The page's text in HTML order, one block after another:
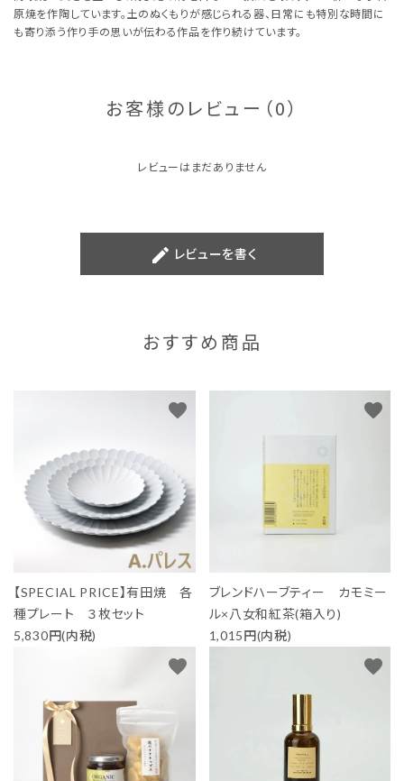
原焼を作陶しています。土のぬくもりが感じられる器、日常にも特別な時間に
も寄り添う作り手の思いが伝わる作品を作り続けています。
お客様のレビュー（0）
レビューはまだありません
create レビューを書く
おすすめ商品
【SPECIAL PRICE】有田焼 各
種プレート ３枚セット
5,830円(内税)
favorite
ブレンドハーブティー カモミー
ル×八女和紅茶(箱入り)
1,015円(内税)
favorite
favorite favorite